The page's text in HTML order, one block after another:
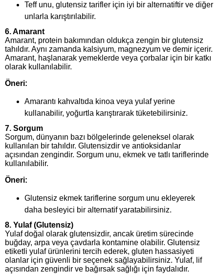
Teff unu, glutensiz tarifler için iyi bir alternatiftir ve diğer
unlarla karıştırılabilir.
6.Amarant
Amarant, protein bakımından oldukça zengin bir glutensiz
tahıldır. Aynı zamanda kalsiyum, magnezyum ve demir içerir.
Amarant, haşlanarak yemeklerde veya çorbalar için bir katkı
olarak kullanılabilir.
Öneri:
Amarantı kahvaltıda kinoa veya yulaf yerine
kullanabilir, yoğurtla karıştırarak tüketebilirsiniz.
7. Sorgum
Sorgum, dünyanın bazı bölgelerinde geleneksel olarak
kullanılan bir tahıldır. Glutensizdir ve antioksidanlar
açısından zengindir. Sorgum unu, ekmek ve tatlı tariflerinde
kullanılabilir.
Öneri:
Glutensiz ekmek tariflerine sorgum unu ekleyerek
daha besleyici bir alternatif yaratabilirsiniz.
8. Yulaf (Glutensiz)
Yulaf doğal olarak glutensizdir, ancak üretim sürecinde
buğday, arpa veya çavdarla kontamine olabilir. Glutensiz
etiketli yulaf ürünlerini tercih ederek, gluten hassasiyeti
olanlar için güvenli bir seçenek sağlayabilirsiniz. Yulaf, lif
açısından zengindir ve bağırsak sağlığı için faydalıdır.